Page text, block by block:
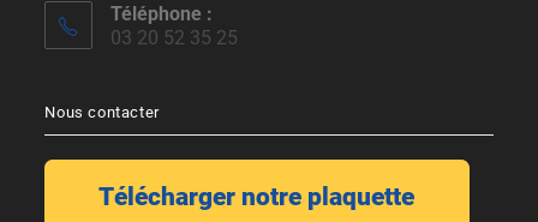
Téléphone :
03 20 52 35 25
Nous contacter